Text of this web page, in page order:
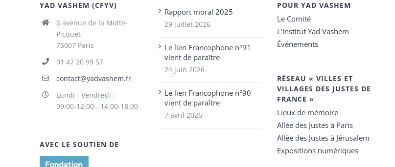
YAD VASHEM (CFYV)
6 avenue de la Motte-
Picquet
75007 Paris
01 47 20 99 57
contact@yadvashem.fr
Lundi - Vendredi :
09:00-12:00 - 14:00-18:00
AVEC LE SOUTIEN DE
Rapport moral 2025
29 juillet 2026
Le lien Francophone n°91
vient de paraître
24 juin 2026
Le lien Francophone n°90
vient de paraître
7 avril 2026
POUR YAD VASHEM
Le Comité
L’Institut Yad Vashem
Événements
RÉSEAU « VILLES ET
VILLAGES DES JUSTES DE
FRANCE »
Lieux de mémoire
Allée des Justes à Paris
Allée des Justes à Jérusalem
Expositions numériques